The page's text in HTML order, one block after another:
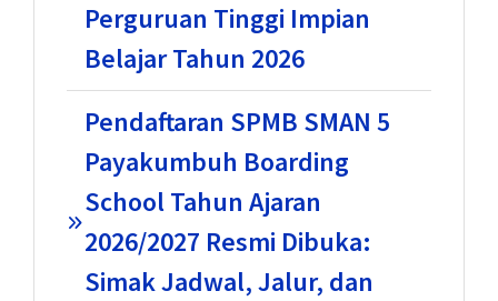
Perguruan Tinggi Impian
Belajar Tahun 2026
Pendaftaran SPMB SMAN 5
Payakumbuh Boarding
School Tahun Ajaran
2026/2027 Resmi Dibuka:
Simak Jadwal, Jalur, dan